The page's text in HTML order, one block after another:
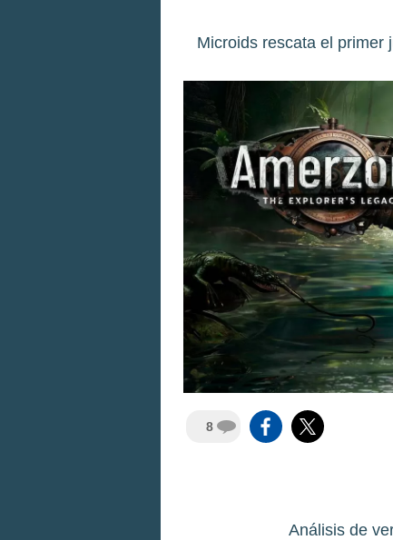
Microids rescata el primer
8
Análisis de